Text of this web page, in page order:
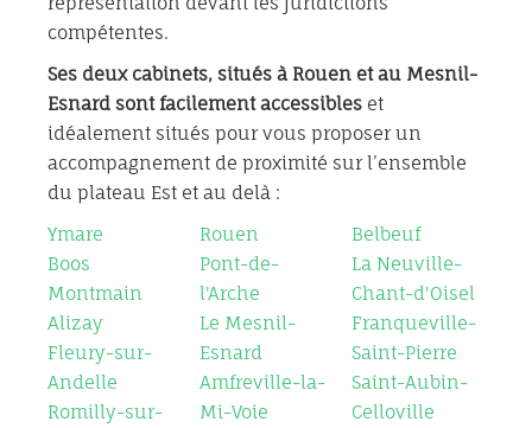
compétentes.
Ses deux cabinets, situés à Rouen et au Mesnil-
Esnard sont facilement accessibles et
idéalement situés pour vous proposer un
accompagnement de proximité sur l’ensemble
du plateau Est et au delà :
Ymare
Boos
Montmain
Alizay
Fleury-sur-
Andelle
Romilly-sur-
Rouen
Pont-de-
l'Arche
Le Mesnil-
Esnard
Amfreville-la-
Mi-Voie
Belbeuf
La Neuville-
Chant-d'Oisel
Franqueville-
Saint-Pierre
Saint-Aubin-
Celloville